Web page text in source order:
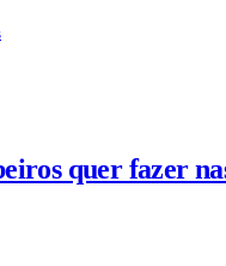
quer fazer